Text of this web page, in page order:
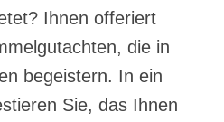
Ihnen offeriert
die in
begeistern. In ein
Sie, das Ihnen